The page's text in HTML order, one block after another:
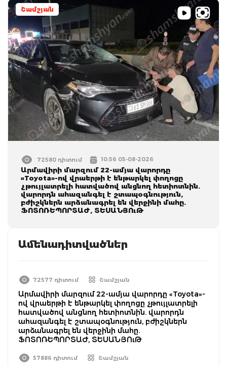
Շամշյան
72580 դիտում 10:56 05-08-2026
Արմավիրի մարզում 22-ամյա վարորդը
«Toyota»-ով վրաերթի է ենթարկել փողոցը
չթույլատրելի հատվածով անցնող հետիոտնին.
վարորդն ահազանգել է շտապօգնություն,
բժիշկներն արձանագրել են վերջինի մահը.
ՖՈՏՈՌԵՊՈՐՏԱԺ, ՏԵՍԱՆՅՈւԹ
Ամենադիտվածներ
72577 դիտում Շամշյան
Արմավիրի մարզում 22-ամյա վարորդը «Toyota»-
ով վրաերթի է ենթարկել փողոցը չթույլատրելի
հատվածով անցնող հետիոտնին. վարորդն
ահազանգել է շտապօգնություն, բժիշկներն
արձանագրել են վերջինի մահը.
ՖՈՏՈՌԵՊՈՐՏԱԺ, ՏԵՍԱՆՅՈւԹ
57886 դիտում Շամշյան